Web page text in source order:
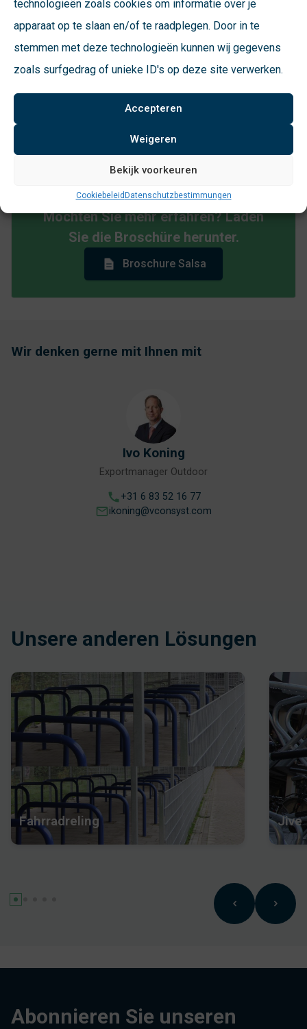
technologieën zoals cookies om informatie over je
apparaat op te slaan en/of te raadplegen. Door in te
stemmen met deze technologieën kunnen wij gegevens
zoals surfgedrag of unieke ID's op deze site verwerken.
Accepteren
Weigeren
Bekijk voorkeuren
CookiebeleidDatenschutzbestimmungen
mit einem Befestigungsbügel aus ø 16 mm
massivem Rundstahl:
Feuerverzinkt NEN-EN-ISO 1461.
Farben.
Höhe an der Oberseite der Anbindungsvorrichtung
Kann auch nachträglich aufgetragen werden.
Möchten Sie mehr erfahren? Laden
Sie die Broschüre herunter.
Broschure Salsa
Wir denken gerne mit Ihnen mit
Ivo Koning
Exportmanager Outdoor
+31 6 83 52 16 77
ikoning@vconsyst.com
Unsere anderen Lösungen
Fahrradreling Jive
Abonnieren Sie unseren